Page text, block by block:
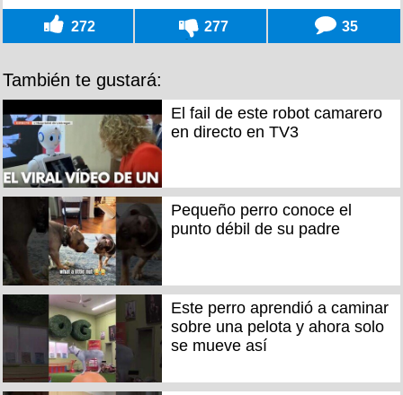
272 277 35
También te gustará:
El fail de este robot camarero
en directo en TV3
Pequeño perro conoce el
punto débil de su padre
Este perro aprendió a caminar
sobre una pelota y ahora solo
se mueve así